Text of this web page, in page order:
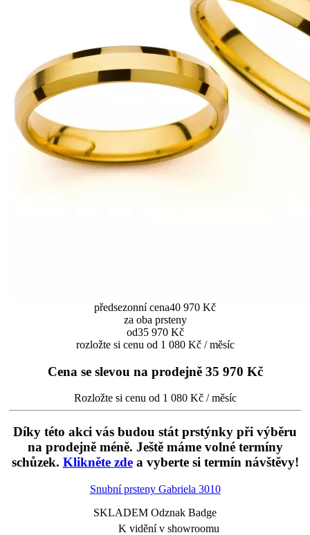
předsezonní cena40 970 Kč
za oba prsteny
od35 970 Kč
rozložte si cenu od 1 080 Kč / měsíc
Cena se slevou na prodejně 35 970 Kč
Rozložte si cenu od 1 080 Kč / měsíc
Díky této akci vás budou stát prstýnky při výběru
na prodejně méně. Ještě máme volné termíny
schůzek. Klikněte zdea vyberte si termín návštěvy!
Snubní prsteny Gabriela 3010
SKLADEM Odznak Badge
K vidění v showroomu